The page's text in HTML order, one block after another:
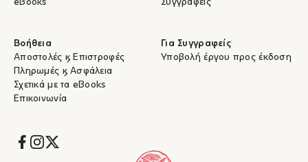
eBooks
Συγγραφείς
Βοήθεια
Αποστολές & Επιστροφές
Πληρωμές & Ασφάλεια
Σχετικά με τα eBooks
Επικοινωνία
Για Συγγραφείς
Υποβολή έργου προς έκδοση
Socials